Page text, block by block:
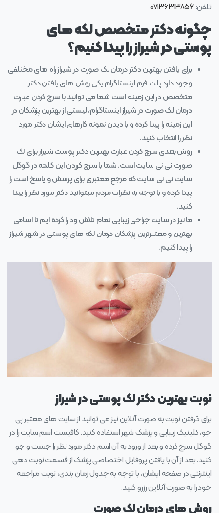
تلفن: ۰۷۱۳۶۳۱۳۸۵۶
چگونه دکتر متخصص لکه های
پوستی در شیراز را پیدا کنیم؟
برای یافتن بهترین دکتر درمان لک صورت در شیراز راه های مختلفی
وجود دارد پلت فرم اینستاگرام یکی روش های یافتن دکتر
متخصص در این زمینه است شما می توانید با سرچ کردن عبارت
درمان لک صورت در شیراز اینستاگرام، لیستی از بهترین پزشکان در
این زمینه را پیدا کرده و با دیدن نمونه کارهای ایشان دکتر مورد
نظر را انتخاب کنید.
روش بعدی سرچ کردن عبارت بهترین دکتر پوست شیراز برای لک
صورت نی نی سایت است. شما با سرچ کرردن این کلمه در گوگل
سایت نی نی سایت که مرجع معتبری برای پرسش و پاسخ است را
پیدا کرده و با توجه به نظرات مردم میتوانید دکتر مورد نظر را پیدا
کنید.
ما نیز در سایت جراحی زیبایی تمام تلاش ود را کرده ایم تا اسامی
بهترین و معتبرترین پزشکان درمان لکه های پوستی در شهر شیراز
را پیدا کنیم.
نوبت بهترین دکتر لک پوستی در شیراز
برای گرفتن نوبت به صورت آنلاین نیز می توانید از سایت های معتبر پی
جو، کلینیک زیبایی و پزشک شهر استفاده کنید. کافیست اسم سایت را در
گوگل سرچ کرده و بعد از ورود به آن اسم دکتر مورد نظر را جست و جو
کنید. بعد از آن با یافتن پروفایل اختصاصی پزشک از قسمت نوبت دهی
اینترنتی در صفحه ایشان، با توجه به جدول زمان بندی، نوبت مراجعه
خود را به صورت آنلاین رزرو کنید.
روش های درمان لک صورت